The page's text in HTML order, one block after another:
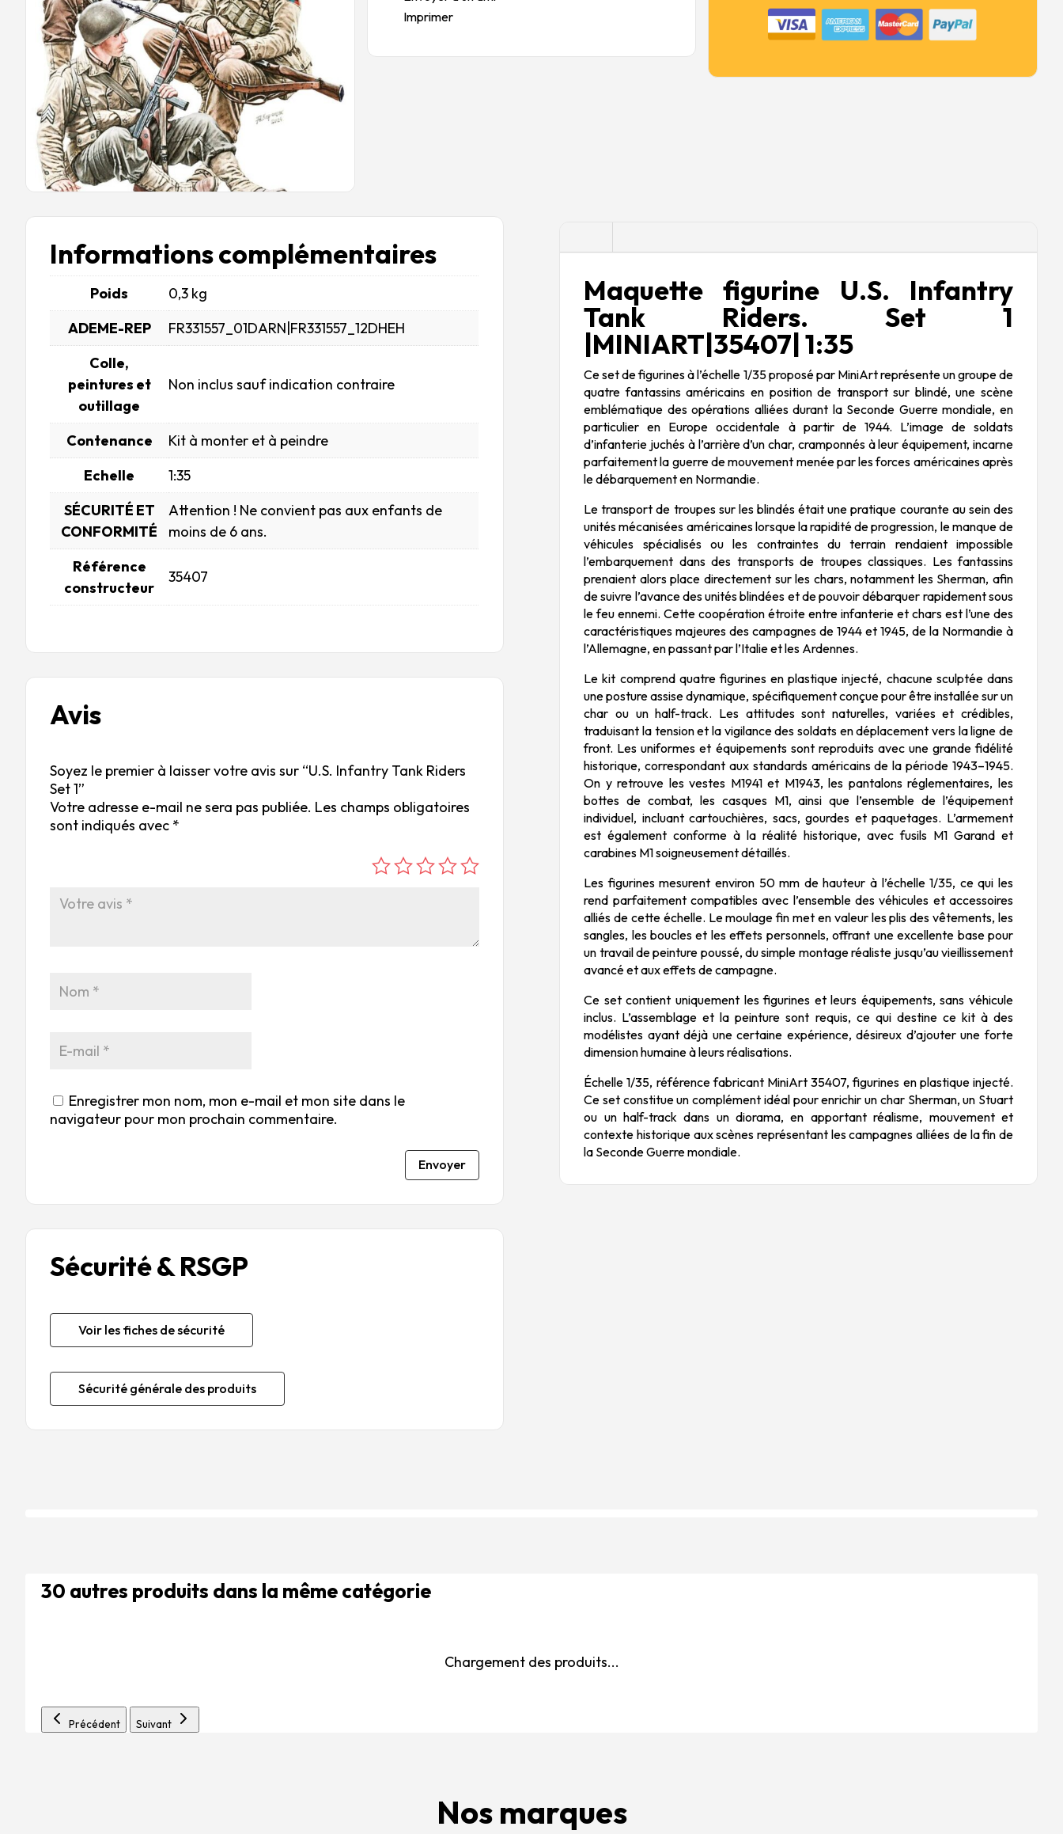
Imprimer
Informations complémentaires
Poids
0,3 kg
ADEME-REP
FR331557_01DARN|FR331557_12DHEH
Colle,
peintures et
outillage
Non inclus sauf indication contraire
Contenance
Kit à monter et à peindre
Echelle
1:35
SÉCURITÉ ET
CONFORMITÉ
Attention ! Ne convient pas aux enfants de
moins de 6 ans.
Référence
constructeur
35407
Avis
Soyez le premier à laisser votre avis sur “U.S. Infantry Tank Riders
Set 1”
Votre adresse e-mail ne sera pas publiée. Les champs obligatoires
sont indiqués avec *
s
Enregistrer mon nom, mon e-mail et mon site dans le
navigateur pour mon prochain commentaire.
Envoyer
Sécurité & RSGP
Voir les fiches de sécurité
Sécurité générale des produits
Maquette figurine U.S. Infantry
Tank Riders. Set 1
|MINIART|35407| 1:35
Ce set de figurines à l’échelle 1/35 proposé par MiniArtreprésente un groupe de
quatre fantassins américains en position de transport sur blindé, une scène
emblématique des opérations alliées durant la Seconde Guerre mondiale, en
particulier en Europe occidentale à partir de 1944. L’image de soldats
d’infanterie juchés à l’arrière d’un char, cramponnés à leur équipement, incarne
parfaitement la guerre de mouvement menée par les forces américaines après
le débarquement en Normandie.
Le transport de troupes sur les blindés était une pratique courante au sein des
unités mécanisées américaines lorsque la rapidité de progression, le manque de
véhicules spécialisés ou les contraintes du terrain rendaient impossible
l’embarquement dans des transports de troupes classiques. Les fantassins
prenaient alors place directement sur les chars, notamment les Sherman, afin
de suivre l’avance des unités blindées et de pouvoir débarquer rapidement sous
le feu ennemi. Cette coopération étroite entre infanterie et chars est l’une des
caractéristiques majeures des campagnes de 1944 et 1945, de la Normandie à
l’Allemagne, en passant par l’Italie et les Ardennes.
Le kit comprend quatre figurines en plastique injecté, chacune sculptée dans
une posture assise dynamique, spécifiquement conçue pour être installée sur un
char ou un half-track. Les attitudes sont naturelles, variées et crédibles,
traduisant la tension et la vigilance des soldats en déplacement vers la ligne de
front. Les uniformes et équipements sont reproduits avec une grande fidélité
historique, correspondant aux standards américains de la période 1943–1945.
On y retrouve les vestes M1941 et M1943, les pantalons réglementaires, les
bottes de combat, les casques M1, ainsi que l’ensemble de l’équipement
individuel, incluant cartouchières, sacs, gourdes et paquetages. L’armement
est également conforme à la réalité historique, avec fusils M1 Garand et
carabines M1 soigneusement détaillés.
Les figurines mesurent environ 50 mm de hauteur à l’échelle 1/35, ce qui les
rend parfaitement compatibles avec l’ensemble des véhicules et accessoires
alliés de cette échelle. Le moulage fin met en valeur les plis des vêtements, les
sangles, les boucles et les effets personnels, offrant une excellente base pour
un travail de peinture poussé, du simple montage réaliste jusqu’au vieillissement
avancé et aux effets de campagne.
Ce set contient uniquement les figurines et leurs équipements, sans véhicule
inclus. L’assemblage et la peinture sont requis, ce qui destine ce kit à des
modélistes ayant déjà une certaine expérience, désireux d’ajouter une forte
dimension humaine à leurs réalisations.
Échelle 1/35, référence fabricant MiniArt 35407, figurines en plastique injecté.
Ce set constitue un complément idéal pour enrichir un char Sherman, un Stuart
ou un half-track dans un diorama, en apportant réalisme, mouvement et
contexte historique aux scènes représentant les campagnes alliées de la fin de
la Seconde Guerre mondiale.
30 autres produits dans la même catégorie
Chargement des produits...
Précédent Suivant
Nos marques